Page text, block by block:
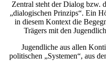
Zentral steht der Dialog bzw.
„dialogischen Prinzips“. Ein
in diesem Kontext die
Trägers mit den
Jugendliche aus allen
politischen „Systemen“, aus